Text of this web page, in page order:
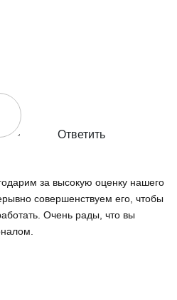
Ответить
за высокую оценку нашего
совершенствуем его, чтобы
Очень рады, что вы